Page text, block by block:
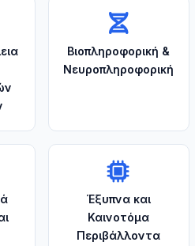
Βιοπληροφορική &
Νευροπληροφορική
Έξυπνα και
Καινοτόμα
Περιβάλλοντα